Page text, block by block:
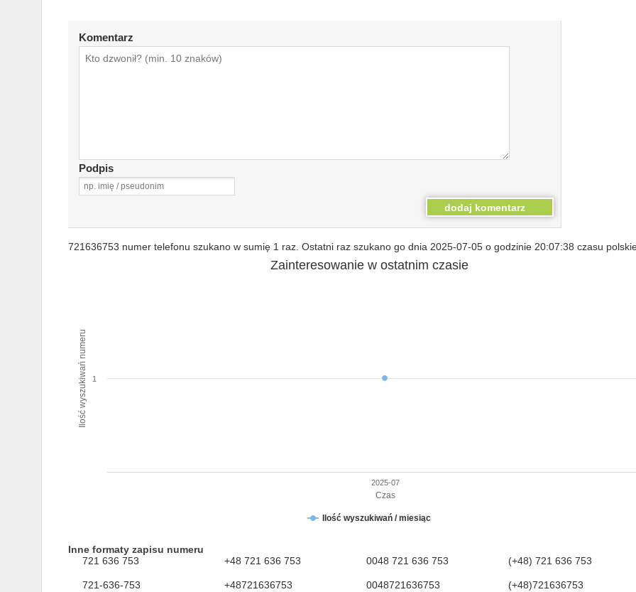
Komentarz
Podpis
721636753 numer telefonu szukano w sumię 1 raz. Ostatni raz szukano go dnia 2025-07-05 o godzinie 20:07:38 czasu
Czas
Ilość wyszukiwań numeru
Zainteresowanie w ostatnim czasie
Ilość wyszukiwań / miesiąc
2025-07
1
Inne formaty zapisu numeru
721 636 753
+48 721 636 753 0048 721 636 753 (+48) 721 636 753
721-636-753 +48721636753 0048721636753 (+48)721636753